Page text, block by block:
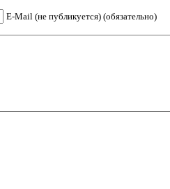
E-Mail (не публикуется) (обязательно)